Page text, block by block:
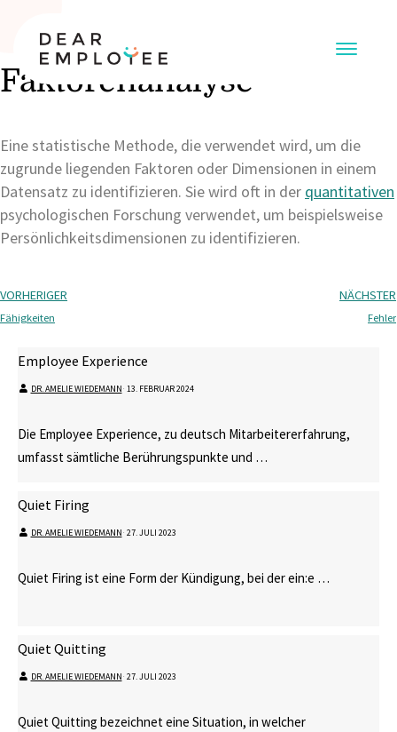
Faktorenanalyse
Eine statistische Methode, die verwendet wird, um die
zugrunde liegenden Faktoren oder Dimensionen in einem
Datensatz zu identifizieren. Sie wird oft in der quantitativen
psychologischen Forschung verwendet, um beispielsweise
Persönlichkeitsdimensionen zu identifizieren.
VORHERIGER
Fähigkeiten
NÄCHSTER
Fehler
Employee Experience
DR. AMELIE WIEDEMANN⋅ 13. FEBRUAR 2024
Die Employee Experience, zu deutsch Mitarbeitererfahrung,
umfasst sämtliche Berührungspunkte und …
Quiet Firing
DR. AMELIE WIEDEMANN⋅ 27. JULI 2023
Quiet Firing ist eine Form der Kündigung, bei der ein:e …
Quiet Quitting
DR. AMELIE WIEDEMANN⋅ 27. JULI 2023
Quiet Quitting bezeichnet eine Situation, in welcher